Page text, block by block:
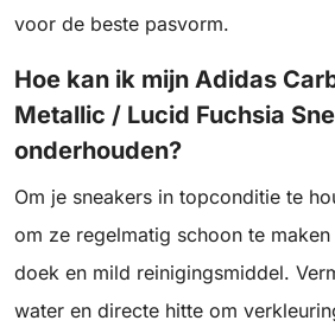
voor de beste pasvorm.
Hoe kan ik mijn Adidas
Metallic / Lucid Fuchsia
onderhouden?
Om je sneakers in topconditie te
om ze regelmatig schoon te
doek en mild reinigingsmiddel.
water en directe hitte om